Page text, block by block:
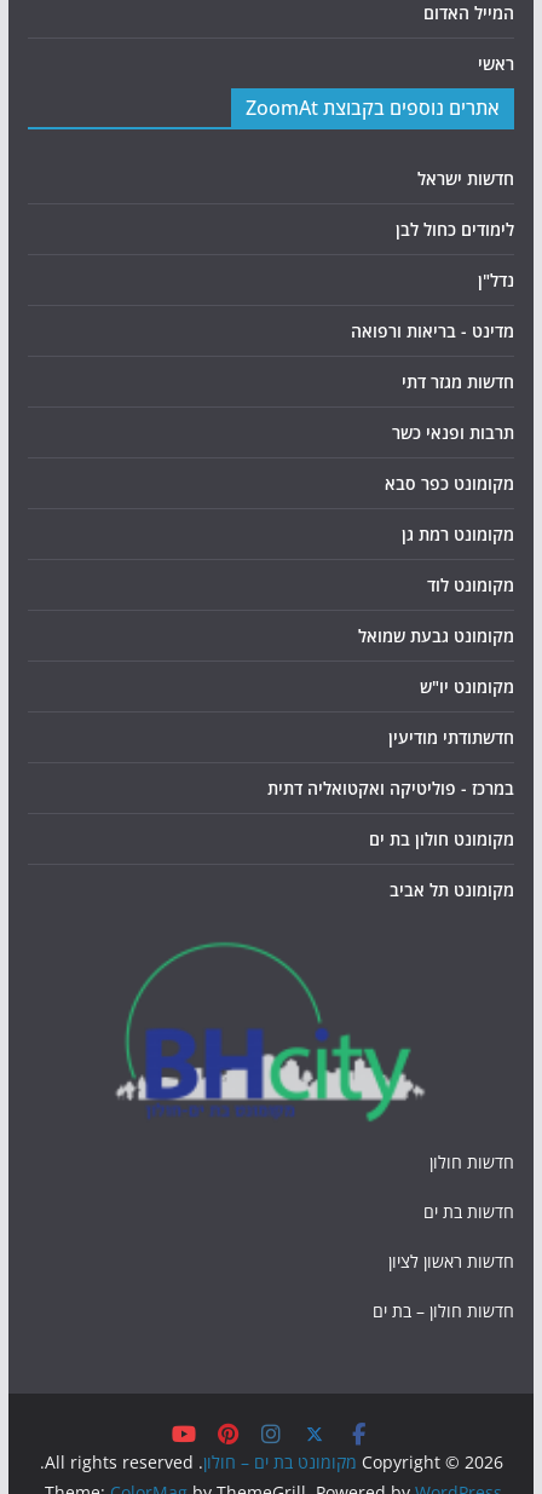
המייל האדום
ראשי
אתרים נוספים בקבוצת ZoomAt
חדשות ישראל
לימודים כחול לבן
נדל"ן
מדינט - בריאות ורפואה
חדשות מגזר דתי
תרבות ופנאי כשר
מקומונט כפר סבא
מקומונט רמת גן
מקומונט לוד
מקומונט גבעת שמואל
מקומונט יו"ש
חדשתודתי מודיעין
במרכז - פוליטיקה ואקטואליה דתית
מקומונט חולון בת ים
מקומונט תל אביב
חדשות חולון
חדשות בת ים
חדשות ראשון לציון
חדשות חולון – בת ים
Copyright © 2026 מקומונט בת ים – חולון. All rights reserved.